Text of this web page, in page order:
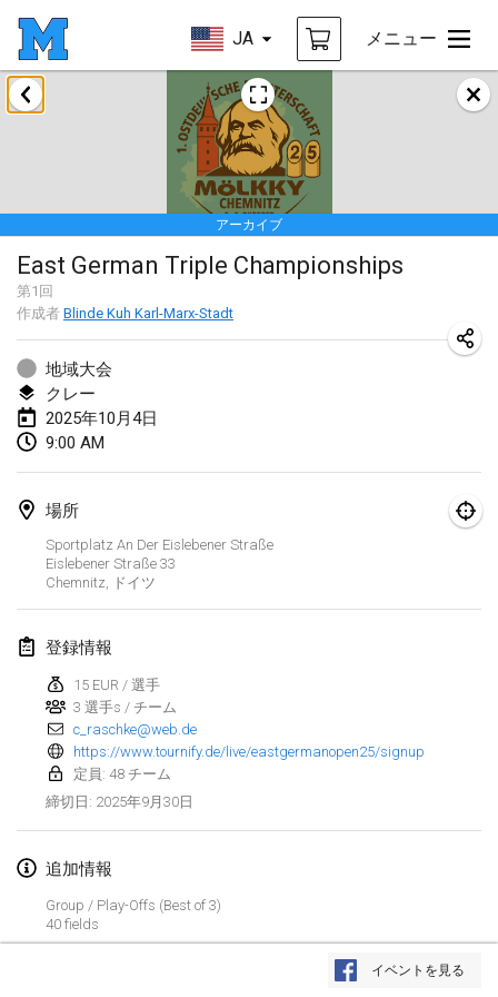
JA メニュー
リストを表示
アーカイブ
East German Triple Championships
第1 回
作成者 Blinde Kuh Karl-Marx-Stadt
地域大会
クレー
2025年10月4日
9:00 AM
場所
Sportplatz An Der Eislebener Straße
Eislebener Straße 33
Chemnitz
ドイツ
登録情報
15 EUR / 選手
3 選手s / チーム
c_raschke@web.de
https://www.tournify.de/live/eastgermanopen25/signup
定員: 48 チーム
締切日 : 2025年9月30日
追加情報
Group / Play-Offs (Best of 3)
40 fields
イベントを見る
2025年1月
Tournoi Mixte ASPTTOM
| フランス
Indoor Polish Open 2025 - Singles
2025年1月18日|ポーランド
Tournoi de St Max
2025年1月19日|フランス
Indoor Polish Open 2025 - Doubles
2025年1月19日
Tournoi de Mölkky - Lesfous Dubâtonvaigeois
2025年1月25日
2025年2月
US Mölkky Winter
2025年2月7日
Open des vendanges tardives
2025年2月8日|
Indoor de la CASAS
2025年2月15日|フランス
2025年2月15日
Warm-up EM Indoor